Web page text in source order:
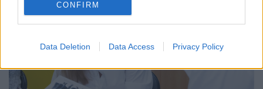
CONFIRM
Data Deletion Data Access Privacy Policy